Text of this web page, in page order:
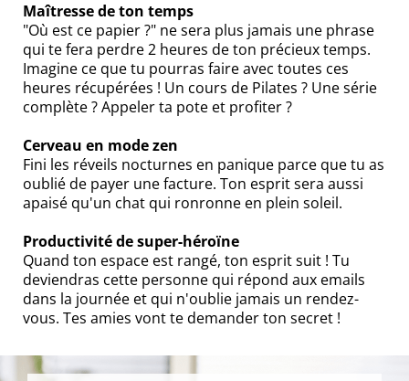
Maîtresse de ton temps
"Où est ce papier ?" ne sera plus jamais une phrase
qui te fera perdre 2 heures de ton précieux temps.
Imagine ce que tu pourras faire avec toutes ces
heures récupérées ! Un cours de Pilates ? Une série
complète ? Appeler ta pote et profiter ?
Cerveau en mode zen
Fini les réveils nocturnes en panique parce que tu as
oublié de payer une facture. Ton esprit sera aussi
apaisé qu'un chat qui ronronne en plein soleil.
Productivité de super-héroïne
Quand ton espace est rangé, ton esprit suit ! Tu
deviendras cette personne qui répond aux emails
dans la journée et qui n'oublie jamais un rendez-
vous. Tes amies vont te demander ton secret !